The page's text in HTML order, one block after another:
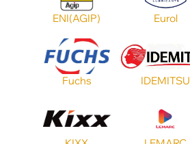
Применение
Допуск FORD
ENI(AGIP) Eurol
Fuchs IDEMITSU